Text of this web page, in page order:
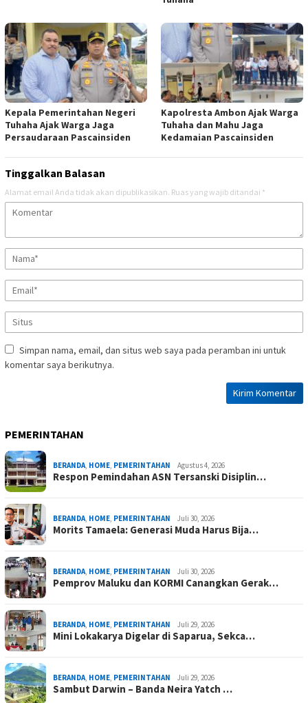
Kepala Pemerintahan Negeri
Tuhaha Ajak Warga Jaga
Persaudaraan Pascainsiden
Kapolresta Ambon Ajak Warga
Tuhaha dan Mahu Jaga
Kedamaian Pascainsiden
Tinggalkan Balasan
Alamat email Anda tidak akan dipublikasikan. Ruas yang wajib ditandai *
Simpan nama, email, dan situs web saya pada peramban ini untuk
komentar saya berikutnya.
PEMERINTAHAN
BERANDA, HOME, PEMERINTAHAN Agustus 4, 2026
Respon Pemindahan ASN Tersanski Disiplin…
BERANDA, HOME, PEMERINTAHAN Juli 30, 2026
Morits Tamaela: Generasi Muda Harus Bija…
BERANDA, HOME, PEMERINTAHAN Juli 30, 2026
Pemprov Maluku dan KORMI Canangkan Gerak…
BERANDA, HOME, PEMERINTAHAN Juli 29, 2026
Mini Lokakarya Digelar di Saparua, Sekca…
BERANDA, HOME, PEMERINTAHAN Juli 29, 2026
Sambut Darwin – Banda Neira Yatch …